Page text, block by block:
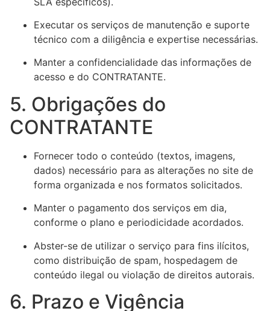
Executar os serviços de manutenção e suporte
técnico com a diligência e expertise necessárias.
Manter a confidencialidade das informações de
acesso e do CONTRATANTE.
5. Obrigações do
CONTRATANTE
Fornecer todo o conteúdo (textos, imagens,
dados) necessário para as alterações no site de
forma organizada e nos formatos solicitados.
Manter o pagamento dos serviços em dia,
conforme o plano e periodicidade acordados.
Abster-se de utilizar o serviço para fins ilícitos,
como distribuição de spam, hospedagem de
conteúdo ilegal ou violação de direitos autorais.
6. Prazo e Vigência